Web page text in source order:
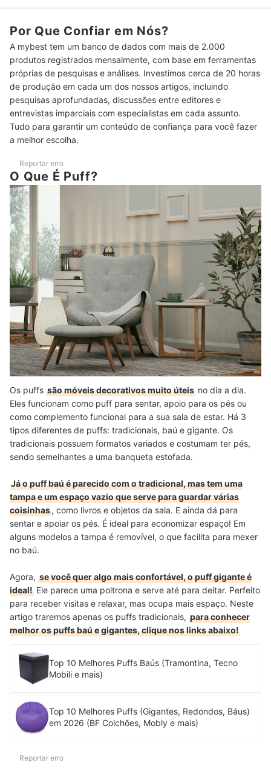
4 Revestimentos em Linho e Couro São Muito Resistentes
5
Para Harmonizar com Qualquer Decoração, Prefira Puffs em
Cores Neutras, como o Bege
6
Puff Redondo, Quadrado ou Retangular? Escolha Qual Mais
Combina com o Seu Estilo
Top 10 Melhores Puffs
Como Usar Puffs na Decoração da Sala
Veja Mais Produtos para sua Sala de Estar
Por Que Confiar em Nós?
A mybest tem um banco de dados com mais de 2.000
produtos registrados mensalmente, com base em ferramentas
próprias de pesquisas e análises. Investimos cerca de 20 horas
de produção em cada um dos nossos artigos, incluindo
pesquisas aprofundadas, discussões entre editores e
entrevistas imparciais com especialistas em cada assunto.
Tudo para garantir um conteúdo de confiança para você fazer
a melhor escolha.
Reportar erro
O Que É Puff?
Os puffs são móveis decorativos muito úteis no dia a dia.
Eles funcionam como puff para sentar, apoio para os pés ou
como complemento funcional para a sua sala de estar. Há 3
tipos diferentes de puffs: tradicionais, baú e gigante. Os
tradicionais possuem formatos variados e costumam ter pés,
sendo semelhantes a uma banqueta estofada.
Já o puff baú é parecido com o tradicional, mas tem uma
tampa e um espaço vazio que serve para guardar várias
coisinhas, como livros e objetos da sala. E ainda dá para
sentar e apoiar os pés. É ideal para economizar espaço! Em
alguns modelos a tampa é removível, o que facilita para mexer
no baú.
Agora, se você quer algo mais confortável, o puff gigante é
ideal! Ele parece uma poltrona e serve até para deitar. Perfeito
para receber visitas e relaxar, mas ocupa mais espaço. Neste
artigo traremos apenas os puffs tradicionais, para conhecer
melhor os puffs baú e gigantes, clique nos links abaixo!
Top 10 Melhores Puffs Baús (Tramontina, Tecno
Mobili e mais)
Top 10 Melhores Puffs (Gigantes, Redondos, Báus)
em 2026 (BF Colchões, Mobly e mais)
Reportar erro